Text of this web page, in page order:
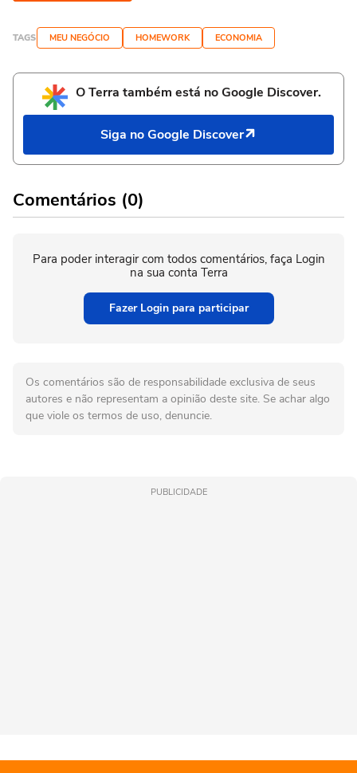
TAGS MEU NEGÓCIO HOMEWORK ECONOMIA
O Terra também está no Google Discover.
Siga no Google Discover
Comentários (0)
Para poder interagir com todos comentários, faça Login
na sua conta Terra
Fazer Login para participar
Os comentários são de responsabilidade exclusiva de seus
autores e não representam a opinião deste site. Se achar algo
que viole os termos de uso, denuncie.
PUBLICIDADE